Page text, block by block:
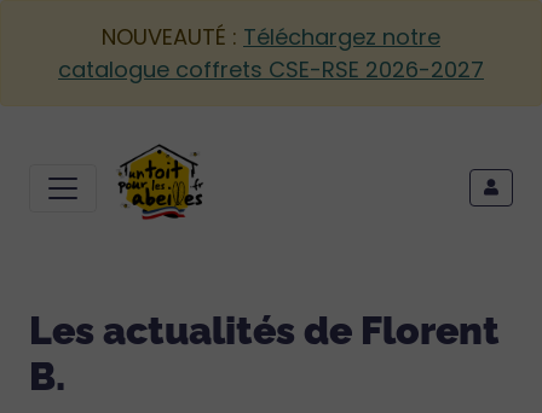
NOUVEAUTÉ : Téléchargez notre
catalogue coffrets CSE-RSE 2026-2027
Les actualités de Florent
B.